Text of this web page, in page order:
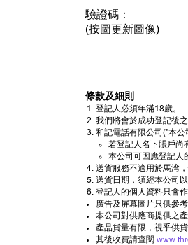
驗證碼：
(按圖更新圖像)
條款及細則
登記人必須年滿18歲。
我們將會於成功登記後
和記電話有限公司("本
若登記人名下賬戶尚
本公司可因應登記人
送貨服務不適用於馬湾
送貨日期，須經本公司
登記人的個人資料只會
廣告及屏幕圖片只供參
本公司對供應商提供之
產品貨量有限，視乎供貨
其後收費請查閱